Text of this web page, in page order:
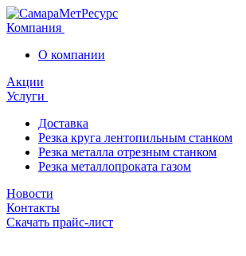
Компания
О компании
Акции
Услуги
Доставка
Резка круга лентопильным станком
Резка металла отрезным станком
Резка металлопроката газом
Новости
Контакты
Скачать прайс-лист